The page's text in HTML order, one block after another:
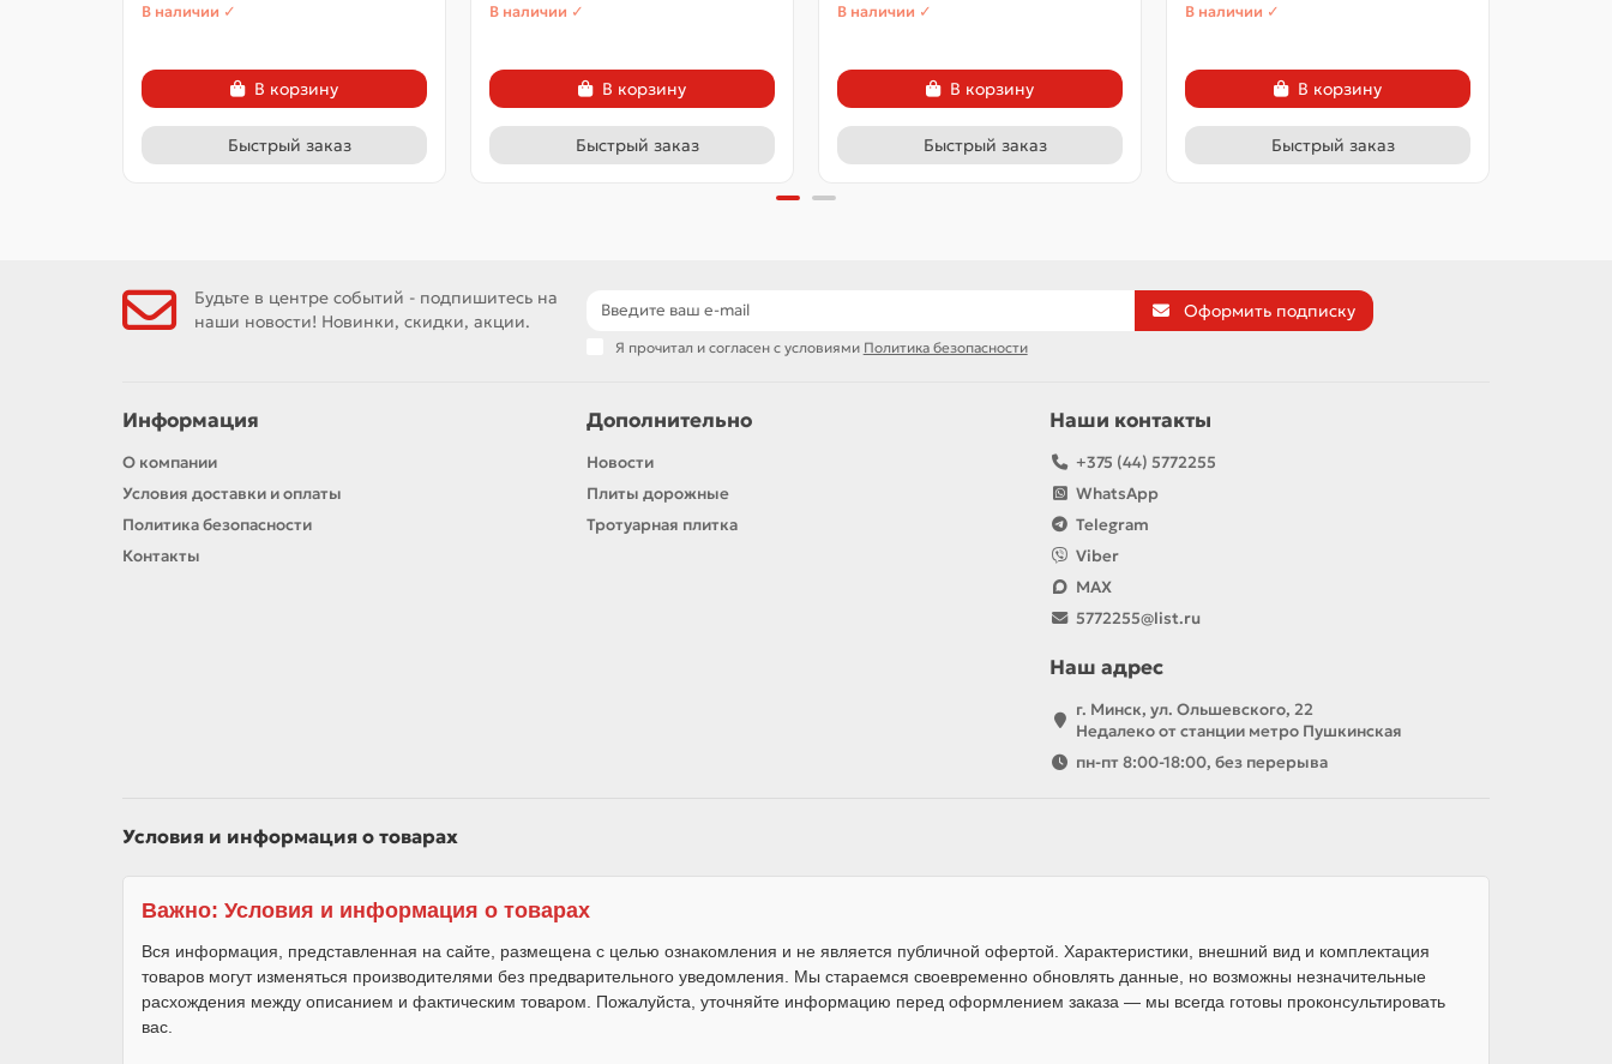
В наличии ✓
В корзину
Быстрый заказ
В наличии ✓
В корзину
Быстрый заказ
В наличии ✓
В корзину
Быстрый заказ
В наличии ✓
В корзину
Быстрый заказ
Будьте в центре событий - подпишитесь на
наши новости! Новинки, скидки, акции.
Оформить подписку
Я прочитал и согласен с условиями Политика безопасности
Информация
О компании
Условия доставки и оплаты
Политика безопасности
Контакты
Дополнительно
Новости
Плиты дорожные
Тротуарная плитка
Наши контакты
+375 (44) 5772255
WhatsApp
Telegram
Viber
MAX
5772255@list.ru
Наш адрес
г. Минск, ул. Ольшевского, 22
Недалеко от станции метро Пушкинская
пн-пт 8:00-18:00, без перерыва
Условия и информация о товарах
Важно: Условия и информация о товарах
Вся информация, представленная на сайте, размещена с целью ознакомления и не является публичной офертой. Характеристики, внешний вид и комплектация
товаров могут изменяться производителями без предварительного уведомления. Мы стараемся своевременно обновлять данные, но возможны незначительные
расхождения между описанием и фактическим товаром. Пожалуйста, уточняйте информацию перед оформлением заказа — мы всегда готовы проконсультировать
вас.